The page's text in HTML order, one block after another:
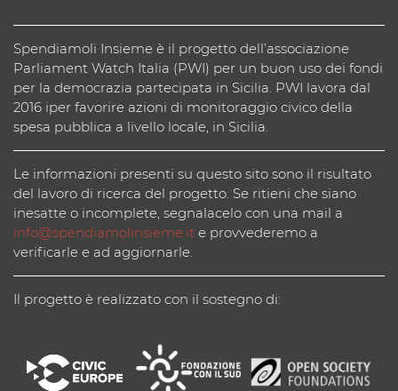
Spendiamoli Insieme è il progetto dell’associazione
Parliament Watch Italia (PWI) per un buon uso dei fondi
per la democrazia partecipata in Sicilia. PWI lavora dal
2016 iper favorire azioni di monitoraggio civico della
spesa pubblica a livello locale, in Sicilia.
Le informazioni presenti su questo sito sono il risultato
del lavoro di ricerca del progetto. Se ritieni che siano
inesatte o incomplete, segnalacelo con una mail a
info@spendiamolinsieme.it e provvederemo a
verificarle e ad aggiornarle.
Il progetto è realizzato con il sostegno di: